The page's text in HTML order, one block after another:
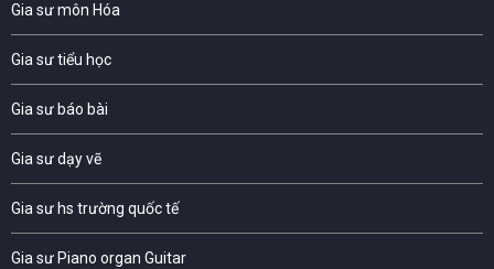
Gia sư môn Hóa
Gia sư tiểu học
Gia sư báo bài
Gia sư dạy vẽ
Gia sư hs trường quốc tế
Gia sư Piano organ Guitar